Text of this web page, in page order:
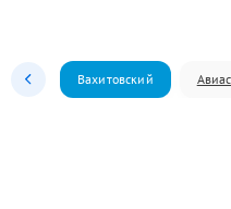
Вахитовский